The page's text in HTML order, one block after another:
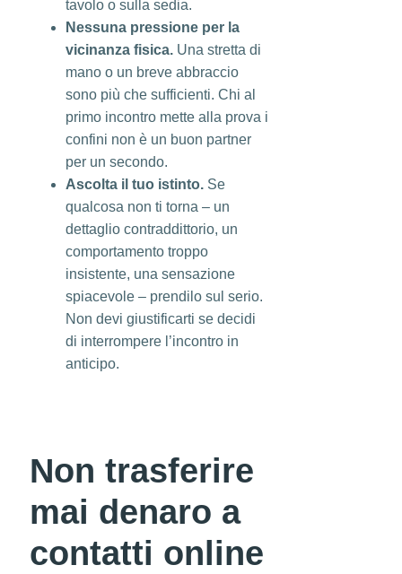
tavolo o sulla sedia.
Nessuna pressione per la
vicinanza fisica.Una stretta di
mano o un breve abbraccio
sono più che sufficienti. Chi al
primo incontro mette alla prova i
confini non è un buon partner
per un secondo.
Ascolta il tuo istinto.Se
qualcosa non ti torna – un
dettaglio contraddittorio, un
comportamento troppo
insistente, una sensazione
spiacevole – prendilo sul serio.
Non devi giustificarti se decidi
di interrompere l’incontro in
anticipo.
Non trasferire
mai denaro a
contatti online